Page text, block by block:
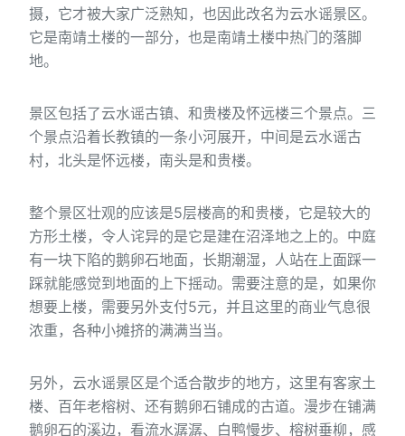
摄，它才被大家广泛熟知，也因此改名为云水谣景区。
它是南靖土楼的一部分，也是南靖土楼中热门的落脚
地。
景区包括了云水谣古镇、和贵楼及怀远楼三个景点。三
个景点沿着长教镇的一条小河展开，中间是云水谣古
村，北头是怀远楼，南头是和贵楼。
整个景区壮观的应该是5层楼高的和贵楼，它是较大的
方形土楼，令人诧异的是它是建在沼泽地之上的。中庭
有一块下陷的鹅卵石地面，长期潮湿，人站在上面踩一
踩就能感觉到地面的上下摇动。需要注意的是，如果你
想要上楼，需要另外支付5元，并且这里的商业气息很
浓重，各种小摊挤的满满当当。
另外，云水谣景区是个适合散步的地方，这里有客家土
楼、百年老榕树、还有鹅卵石铺成的古道。漫步在铺满
鹅卵石的溪边，看流水潺潺、白鸭慢步、榕树垂柳，感